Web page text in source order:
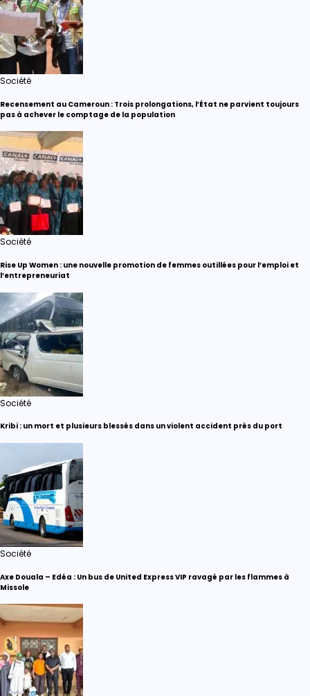
Société
Recensement au Cameroun : Trois prolongations, l’État ne parvient toujours
pas à achever le comptage de la population
Société
Rise Up Women : une nouvelle promotion de femmes outillées pour l’emploi et
l’entrepreneuriat
Société
Kribi : un mort et plusieurs blessés dans un violent accident près du port
Société
Axe Douala – Edéa : Un bus de United Express VIP ravagé par les flammes à
Missole